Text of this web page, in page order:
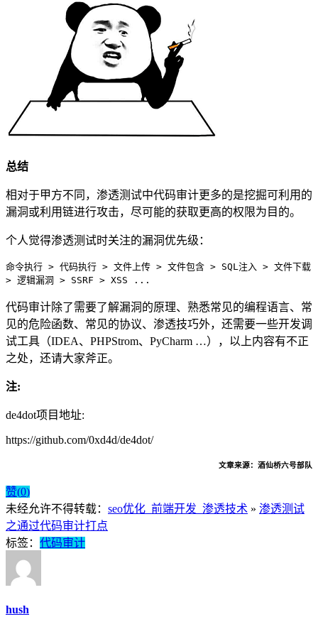
总结
相对于甲方不同，渗透测试中代码审计更多的是挖掘可利用的
漏洞或利用链进行攻击，尽可能的获取更高的权限为目的。
个人觉得渗透测试时关注的漏洞优先级：
命令执行 > 代码执行 > 文件上传 > 文件包含 > SQL注入 > 文件下载
> 逻辑漏洞 > SSRF > XSS ...
代码审计除了需要了解漏洞的原理、熟悉常见的编程语言、常
见的危险函数、常见的协议、渗透技巧外，还需要一些开发调
试工具（IDEA、PHPStrom、PyCharm …），以上内容有不正
之处，还请大家斧正。
注:
de4dot项目地址:
https://github.com/0xd4d/de4dot/
文章来源： 酒仙桥六号部队
赞(0)
未经允许不得转载： seo优化_前端开发_渗透技术 » 渗透测试
之通过代码审计打点
标签： 代码审计
hush